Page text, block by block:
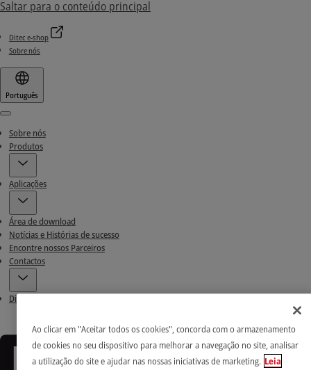
Saltar para o conteúdo principal
Ditec e-shop
Sobre nós
Português
Menu
Sobre nós
Produtos
Aplicações
Área de download
Notícias e Histórias de sucesso
Encontre nossos Parceiros
Contactos
Ditec e-shop
Ao clicar em "Aceitar todos os cookies", concorda com o armazenamento
de cookies no seu dispositivo para melhorar a navegação no site, analisar
a utilização do site e ajudar nas nossas iniciativas de marketing. Leia